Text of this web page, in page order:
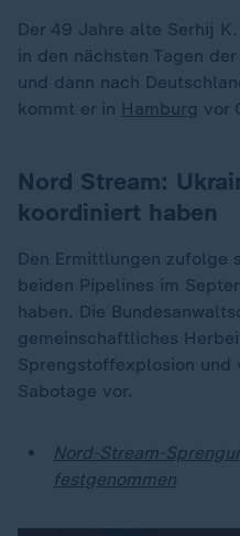
Der 49 Jahre alte Serhij
in den nächsten Tagen
und dann nach
kommt er in Hamburg vor
Nord Stream:
koordiniert haben
Den Ermittlungen zufolge
beiden Pipelines im
haben. Die
gemeinschaftliches
Sprengstoffexplosion und
Sabotage vor.
Nord-Stream-
festgenommen